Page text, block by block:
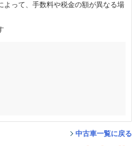
って、手数料や税金の額が異なる場
中古車一覧に戻る